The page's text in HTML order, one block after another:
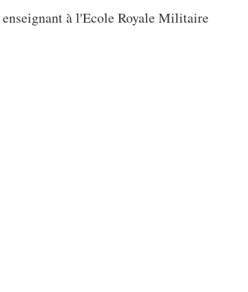
à l'Ecole Royale Militaire